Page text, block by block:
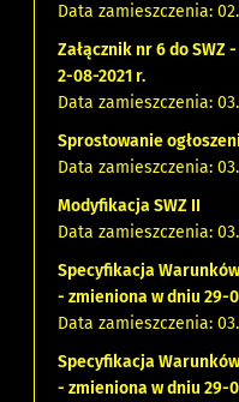
Data zamieszczenia:
Załącznik nr 6 do SWZ
2-08-2021 r.
Data zamieszczenia:
Sprostowanie
Data zamieszczenia:
Modyfikacja SWZ II
Data zamieszczenia:
Specyfikacja
- zmieniona w dniu 29-
Data zamieszczenia:
Specyfikacja
- zmieniona w dniu 29-